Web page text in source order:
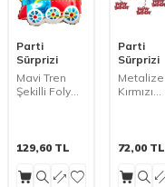
Parti
Sürprizi
Mavi Tren
Şekilli Folyo
129,60 TL
Parti
Sürprizi
Metalize
Kırmızı
Süs
72,00TL